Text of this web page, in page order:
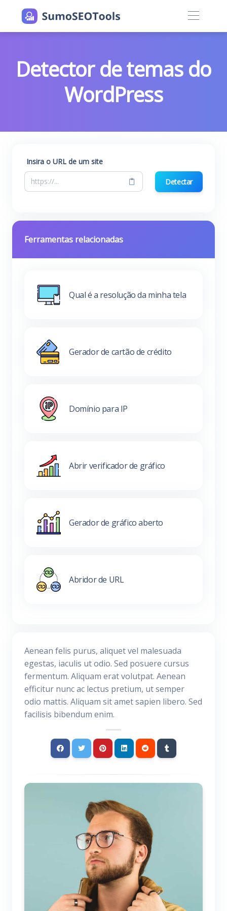
Detector de temas do
WordPress
Insira o URL de um site
Detectar
Ferramentas relacionadas
Qual é a resolução da minha tela
Gerador de cartão de crédito
Domínio para IP
Abrir verificador de gráfico
Gerador de gráfico aberto
Abridor de URL
Aenean felis purus, aliquet vel malesuada
egestas, iaculis ut odio. Sed posuere cursus
fermentum. Aliquam erat volutpat. Aenean
efficitur nunc ac lectus pretium, ut semper
odio mattis. Aliquam sit amet sapien libero. Sed
facilisis bibendum enim.